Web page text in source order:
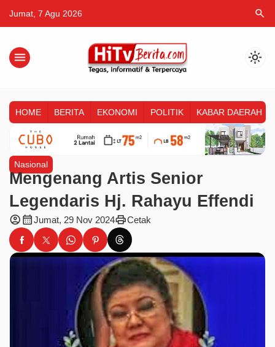
Jumat, 7 Agu 2026 search
menu light_mode
HOME BERITA EKONOMI POLITIK KABAR DAERAH
Nasional
Mengenang Artis Senior
Legendaris Hj. Rahayu Effendi
account_circlecalendar_monthJumat, 29 Nov 2024printCetak